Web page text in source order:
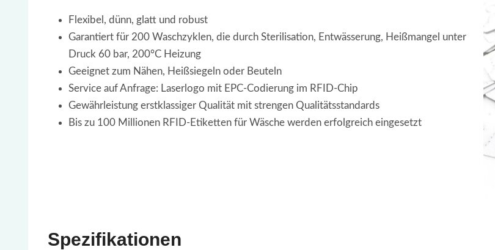
Flexibel, dünn, glatt und robust
Garantiert für 200 Waschzyklen, die durch Sterilisation, Entwässerung, Heißmangel unter
Druck 60 bar, 200°C Heizung
Geeignet zum Nähen, Heißsiegeln oder Beuteln
Service auf Anfrage: Laserlogo mit EPC-Codierung im RFID-Chip
Gewährleistung erstklassiger Qualität mit strengen Qualitätsstandards
Bis zu 100 Millionen RFID-Etiketten für Wäsche werden erfolgreich eingesetzt
Spezifikationen